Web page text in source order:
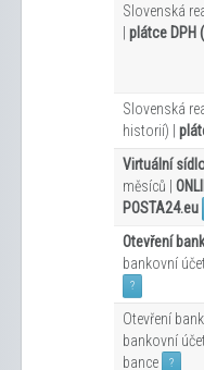
Slovenská
plátce DPH
Slovenská
historií) |
Virtuální
měsíců |
POSTA24.eu
Otevření
bankovní
?
Otevření
bankovní
bance
?